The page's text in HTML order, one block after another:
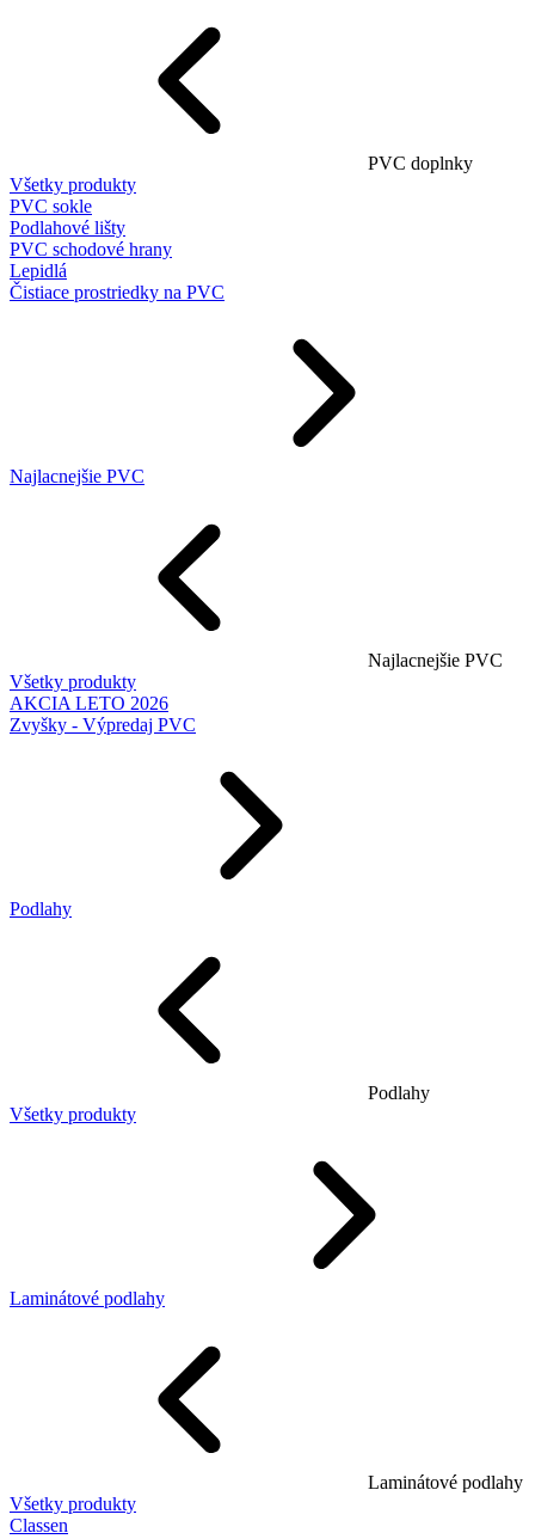
PVC doplnky
Všetky produkty
PVC sokle
Podlahové lišty
PVC schodové hrany
Lepidlá
Čistiace prostriedky na PVC
Najlacnejšie PVC
Najlacnejšie PVC
Všetky produkty
AKCIA LETO 2026
Zvyšky - Výpredaj PVC
Podlahy
Podlahy
Všetky produkty
Laminátové podlahy
Laminátové podlahy
Všetky produkty
Classen